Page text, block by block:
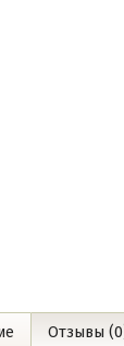
Отзывы